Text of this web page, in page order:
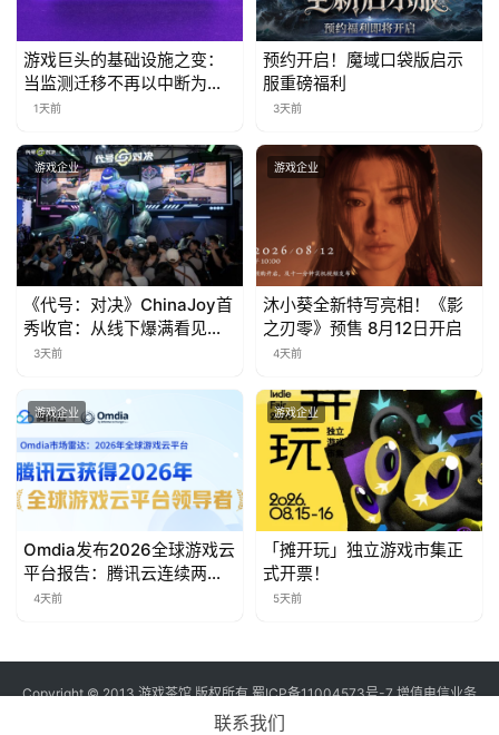
月
3
0
游
茶
对
接
会
海
站
中
文
游戏巨头的基础设施之变：
当监测迁移不再以中断为代
价
1天前
预约开启！魔域口袋版启示
服重磅福利
3天前
游戏企业
《代号：对决》ChinaJoy首
秀收官：从线下爆满看见玩
家的真实期待
3天前
游戏企业
沐小葵全新特写亮相！《影
之刃零》预售 8月12日开启
4天前
游戏企业
Omdia发布2026全球游戏云
平台报告：腾讯云连续两年
入选“领导者”象限
4天前
游戏企业
「摊开玩」独立游戏市集正
式开票！
5天前
Copyright © 2013 游戏茶馆 版权所有蜀ICP备11004573号-7增值电信业务
经营许可证 川B2-20170060号
联系我们